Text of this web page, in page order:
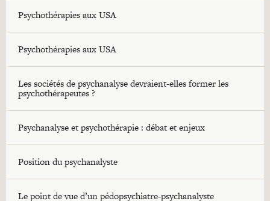
Psychothérapies aux USA
Psychothérapies aux USA
Les sociétés de psychanalyse devraient-elles former les
psychothérapeutes ?
Psychanalyse et psychothérapie : débat et enjeux
Position du psychanalyste
Le point de vue d’un pédopsychiatre-psychanalyste